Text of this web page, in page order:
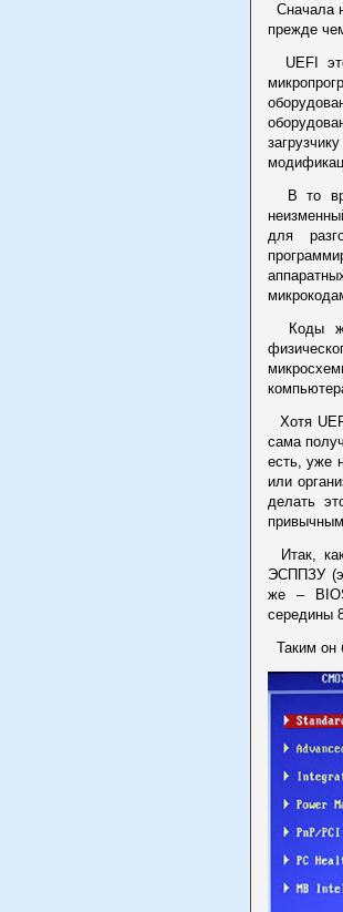
Сначала
прежде
UEFI
В то
для
Коды же
Хотя
сама
есть, уже
или
делать
Итак,
ЭСППЗУ
же –
середины
Таким он